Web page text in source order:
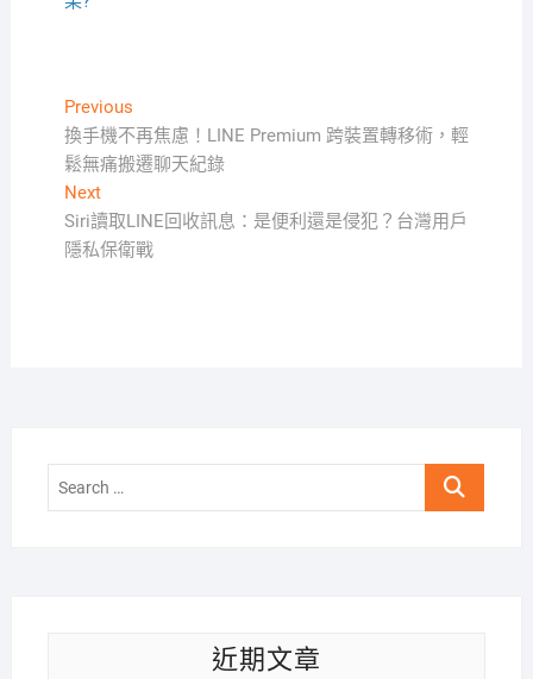
文
章
導
覽
PreviousPrevious
post:
換手機不再焦慮！LINE Premium 跨裝置轉移術，輕
鬆無痛搬遷聊天紀錄
NextNext
post:
Siri讀取LINE回收訊息：是便利還是侵犯？台灣用戶
隱私保衛戰
Search
近期文章